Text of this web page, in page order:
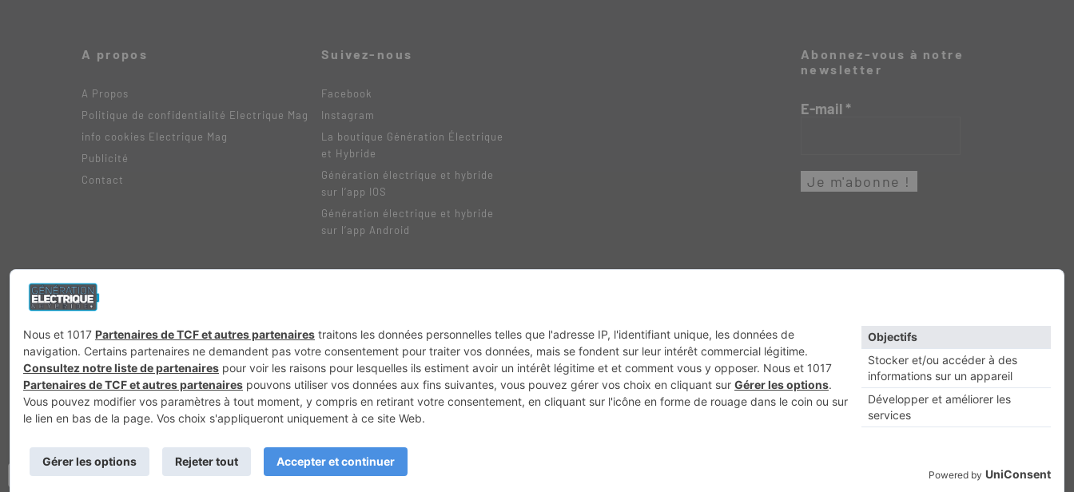
A propos
A Propos
Politique de confidentialité Electrique Mag
info cookies Electrique Mag
Publicité
Contact
Suivez-nous
Facebook
Instagram
La boutique Génération Électrique
et Hybride
Génération électrique et hybride
sur l’app IOS
Génération électrique et hybride
sur l’app Android
Abonnez-vous à notre
newsletter
E-mail *
Génération 4×4 Génération Sans Permis VTTAE.fr FullAttack MX2K Enduro Mag Trail Adventure Trial Mag Sport-Bikes Boutique CPPRESSE Escapade Maisons A Vivre Retour en haut
Depuis 2020 - Un magazine du